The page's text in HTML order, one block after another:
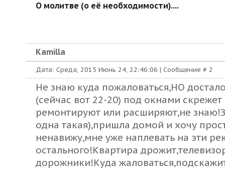
О молитве (о её необходимости)....
Kamilla
Дата: Среда, 2015 Июнь 24, 22:46:06 | Сообщение # 2
Не знаю куда пожаловаться,НО
(сейчас вот 22-20) под окнами
ремонтируют или расширяют,не
одна такая),пришла домой и хочу
ненавижу,мне уже наплевать на эти
остального!Квартира
дорожники!Куда